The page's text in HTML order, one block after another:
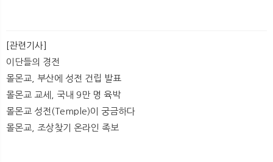
[관련기사]
이단들의 경전
몰몬교, 부산에 성전 건립 발표
몰몬교 교세, 국내 9만 명 육박
몰몬교 성전(Temple)이 궁금하다
몰몬교, 조상찾기 온라인 족보